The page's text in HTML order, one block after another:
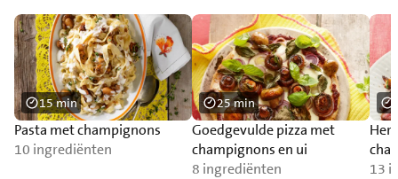
Pasta met champignons
10 ingrediënten
15 min
Goedgevulde pizza met
champignons en ui
8 ingrediënten
25 min
13